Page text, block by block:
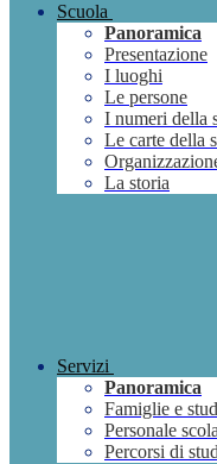
Scuola
Panoramica
Presentazione
I luoghi
Le persone
I numeri della
Le carte della
La storia
Servizi
Panoramica
Famiglie e
Personale
Percorsi di